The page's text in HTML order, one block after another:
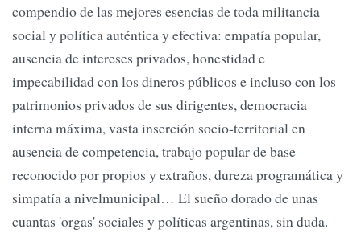
compendio de las mejores esencias de toda militancia
social y política auténtica y efectiva: empatía popular,
ausencia de intereses privados, honestidad e
impecabilidad con los dineros públicos e incluso con los
patrimonios privados de sus dirigentes, democracia
interna máxima, vasta inserción socio-territorial en
ausencia de competencia, trabajo popular de base
reconocido por propios y extraños, dureza programática y
simpatía a nivelmunicipal… El sueño dorado de unas
cuantas 'orgas' sociales y políticas argentinas, sin duda.